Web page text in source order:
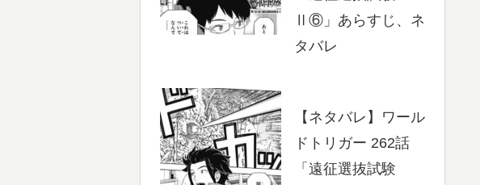
Ⅱ⑥」あらすじ、ネ
タバレ
【ネタバレ】ワール
ドトリガー 262話
「遠征選抜試験